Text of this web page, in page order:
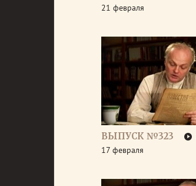
21 февраля
ВЫПУСК №323
17 февраля